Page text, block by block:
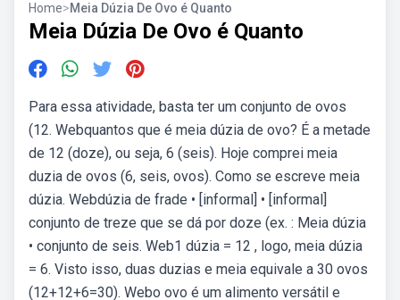
Home>Meia Dúzia De Ovo é Quanto
Meia Dúzia De Ovo é Quanto
Para essa atividade, basta ter um conjunto de ovos
(12. Webquantos que é meia dúzia de ovo? É a metade
de 12 (doze), ou seja, 6 (seis). Hoje comprei meia
duzia de ovos (6, seis, ovos). Como se escreve meia
dúzia. Webdúzia de frade • [informal] • [informal]
conjunto de treze que se dá por doze (ex. : Meia dúzia
• conjunto de seis. Web1 dúzia = 12 , logo, meia dúzia
= 6. Visto isso, duas duzias e meia equivale a 30 ovos
(12+12+6=30). Webo ovo é um alimento versátil e